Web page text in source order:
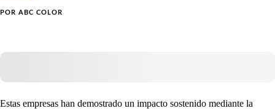
POR ABC COLOR
Estas empresas han demostrado un impacto sostenido mediante la